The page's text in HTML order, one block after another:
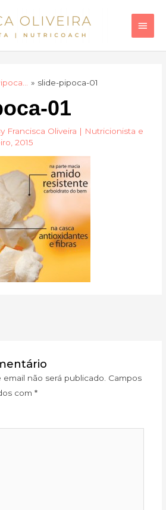
slide-pipoca-01
01
Francisca Oliveira | Nutricionista e
2015
não será publicado. Campos
com *